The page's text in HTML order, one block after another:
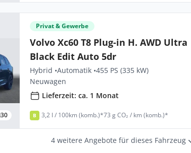
30
Privat & Gewerbe
Volvo Xc60 T8 Plug-in H. AWD Ultra
Black Edit Auto 5dr
Hybrid •Automatik •455 PS (335 kW)
Neuwagen
Lieferzeit: ca. 1 Monat
B 3,2 l / 100km (komb.)*73 g CO₂ / km (komb.)*
4 weitere Angebote für dieses Fahrzeug